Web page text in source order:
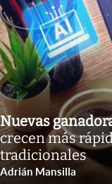
Nuevas
crecen más
tradicionales
Adrián Mansilla